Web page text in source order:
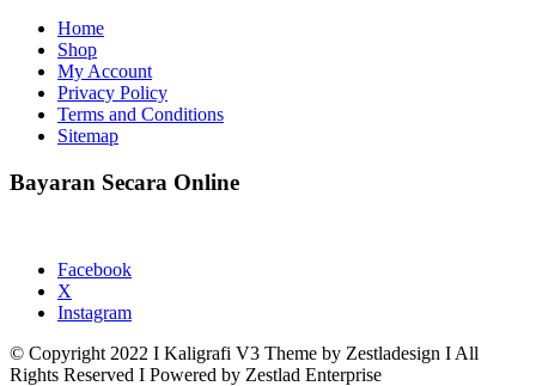
Home
Shop
My Account
Privacy Policy
Terms and Conditions
Sitemap
Bayaran Secara Online
Facebook
X
Instagram
© Copyright 2022 I Kaligrafi V3 Theme by Zestladesign I All
Rights Reserved I Powered by Zestlad Enterprise